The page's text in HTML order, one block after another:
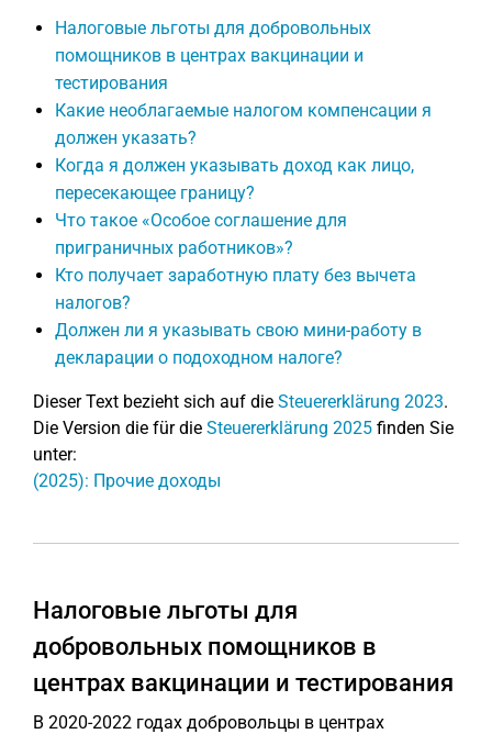
Налоговые льготы для добровольных
помощников в центрах вакцинации и
тестирования
Какие необлагаемые налогом компенсации я
должен указать?
Когда я должен указывать доход как лицо,
пересекающее границу?
Что такое «Особое соглашение для
приграничных работников»?
Кто получает заработную плату без вычета
налогов?
Должен ли я указывать свою мини-работу в
декларации о подоходном налоге?
Dieser Text bezieht sich auf die Steuererklärung 2023.
Die Version die für die Steuererklärung 2025 finden Sie
unter:
(2025): Прочие доходы
Налоговые льготы для
добровольных помощников в
центрах вакцинации и тестирования
В 2020-2022 годах добровольцы в центрах